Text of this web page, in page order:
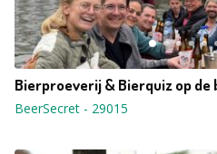
Bierproeverij & Bierquiz op de
BeerSecret - 29015